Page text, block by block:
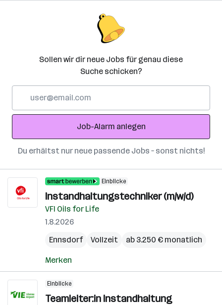
Sollen wir dir neue Jobs für genau diese
Suche schicken?
Adresse
Job-Alarm anlegen
Du erhältst nur neue passende Jobs – sonst nichts!
Einblicke
Instandhaltungstechniker (m/w/d)
VFI Oils for Life
1.8.2026
Ennsdorf
Vollzeit ab 3.250 € monatlich
Merken
Einblicke
Teamleiter:in Instandhaltung